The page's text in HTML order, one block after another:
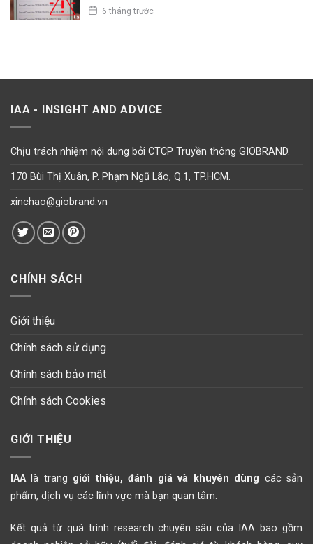
6 tháng trước
IAA - INSIGHT AND ADVICE
Chịu trách nhiệm nội dung bởi CTCP Truyền thông GIOBRAND.
170 Bùi Thị Xuân, P. Phạm Ngũ Lão, Q.1, TP.HCM.
xinchao@giobrand.vn
CHÍNH SÁCH
Giới thiệu
Chính sách sử dụng
Chính sách bảo mật
Chính sách Cookies
GIỚI THIỆU
IAAlà trang giới thiệu, đánh giá và khuyên dùng các sản
phẩm, dịch vụ các lĩnh vực mà bạn quan tâm.
Kết quả từ quá trình research chuyên sâu của IAA bao gồm